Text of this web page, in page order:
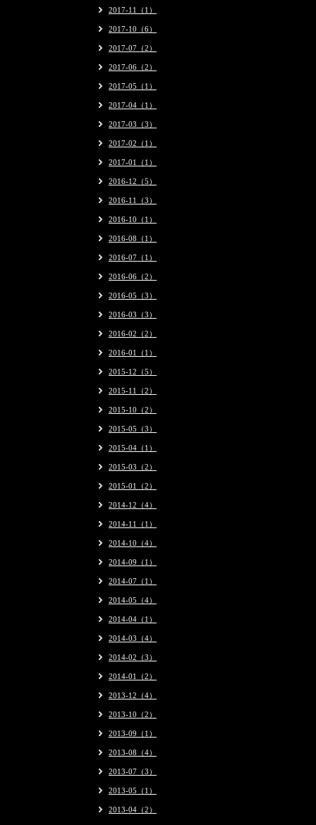
2017-11（1）
2017-10（6）
2017-07（2）
2017-06（2）
2017-05（1）
2017-04（1）
2017-03（3）
2017-02（1）
2017-01（1）
2016-12（5）
2016-11（3）
2016-10（1）
2016-08（1）
2016-07（1）
2016-06（2）
2016-05（3）
2016-03（3）
2016-02（2）
2016-01（1）
2015-12（5）
2015-11（2）
2015-10（2）
2015-05（3）
2015-04（1）
2015-03（2）
2015-01（2）
2014-12（4）
2014-11（1）
2014-10（4）
2014-09（1）
2014-07（1）
2014-05（4）
2014-04（1）
2014-03（4）
2014-02（3）
2014-01（2）
2013-12（4）
2013-10（2）
2013-09（1）
2013-08（4）
2013-07（3）
2013-05（1）
2013-04（2）